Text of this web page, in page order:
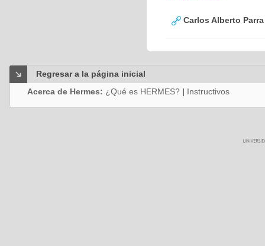
Carlos Alberto
Regresar a la página inicial
Acerca de Hermes: ¿Qué es HERMES? | Instructivos